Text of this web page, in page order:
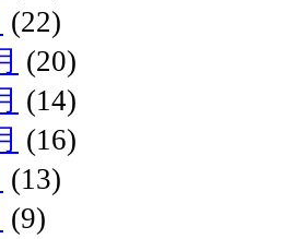
(22)
(20)
(14)
(16)
(13)
(9)